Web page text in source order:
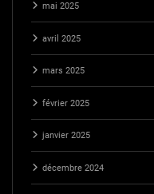
mai 2025
avril 2025
mars 2025
février 2025
janvier 2025
décembre 2024